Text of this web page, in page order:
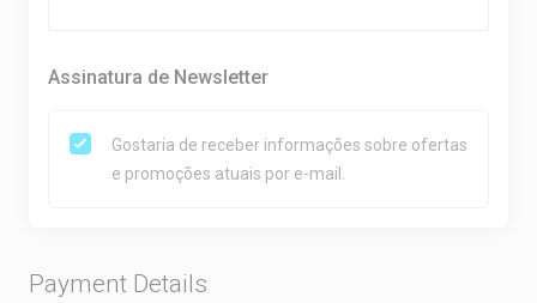
Assinatura de Newsletter
Gostaria de receber informações sobre ofertas
e promoções atuais por e-mail.
Payment Details